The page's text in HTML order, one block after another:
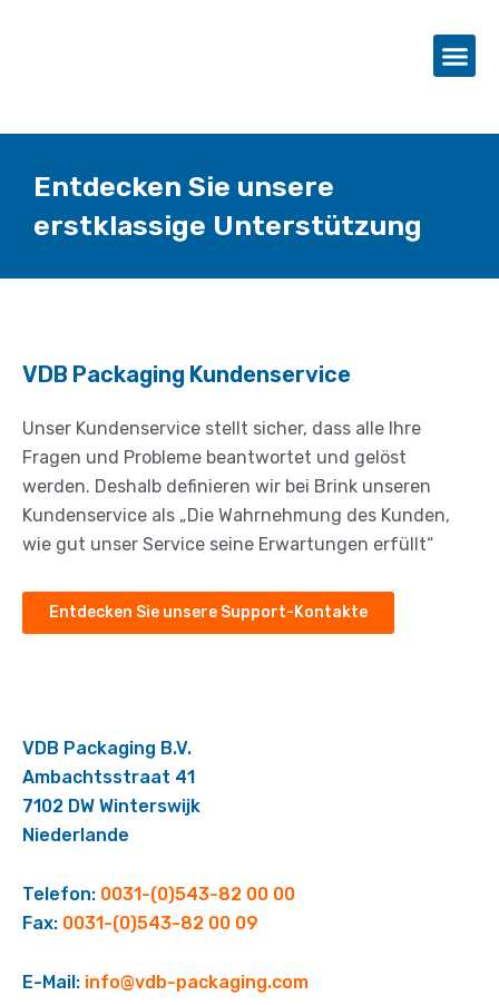
Entdecken Sie unsere
erstklassige Unterstützung
VDB Packaging Kundenservice
Unser Kundenservice stellt sicher, dass alle Ihre
Fragen und Probleme beantwortet und gelöst
werden. Deshalb definieren wir bei Brink unseren
Kundenservice als „Die Wahrnehmung des Kunden,
wie gut unser Service seine Erwartungen erfüllt“
Entdecken Sie unsere Support-Kontakte
VDB Packaging B.V.
Ambachtsstraat 41
7102 DW Winterswijk
Niederlande
Telefon: 0031-(0)543-82 00 00
Fax: 0031-(0)543-82 00 09
E-Mail: info@vdb-packaging.com